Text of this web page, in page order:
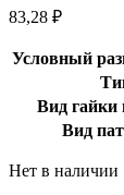
83,28 ₽
Условный
Вид гайки
Вид
Нет в наличии